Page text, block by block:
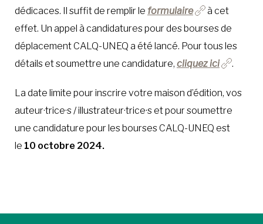
dédicaces. Il suffit de remplir le formulaire
à cet
effet. Un appel à candidatures pour des bourses de
déplacement CALQ-UNEQ a été lancé. Pour tous les
détails et soumettre une candidature, cliquez ici .
La date limite pour inscrire votre maison d’édition, vos
auteur·trice·s / illustrateur·trice·s et pour soumettre
une candidature pour les bourses CALQ-UNEQ est
le 10 octobre 2024.